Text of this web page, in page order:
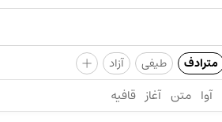
مترادف طیفی آزاد +
آوا متن آغاز قافیه